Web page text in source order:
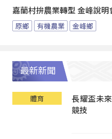
嘉蘭村拚農業轉型 金峰說明
原鄉 有機農業 金峰鄉
最新新聞
體育
長耀盃未
競技